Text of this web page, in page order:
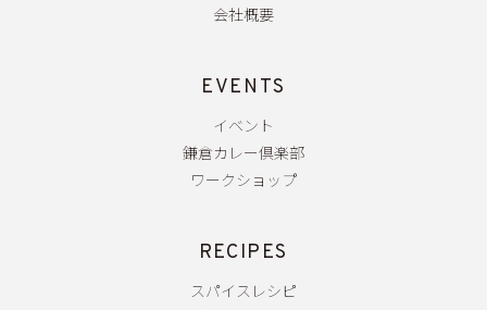
会社概要
EVENTS
イベント
鎌倉カレー倶楽部
ワークショップ
RECIPES
スパイスレシピ